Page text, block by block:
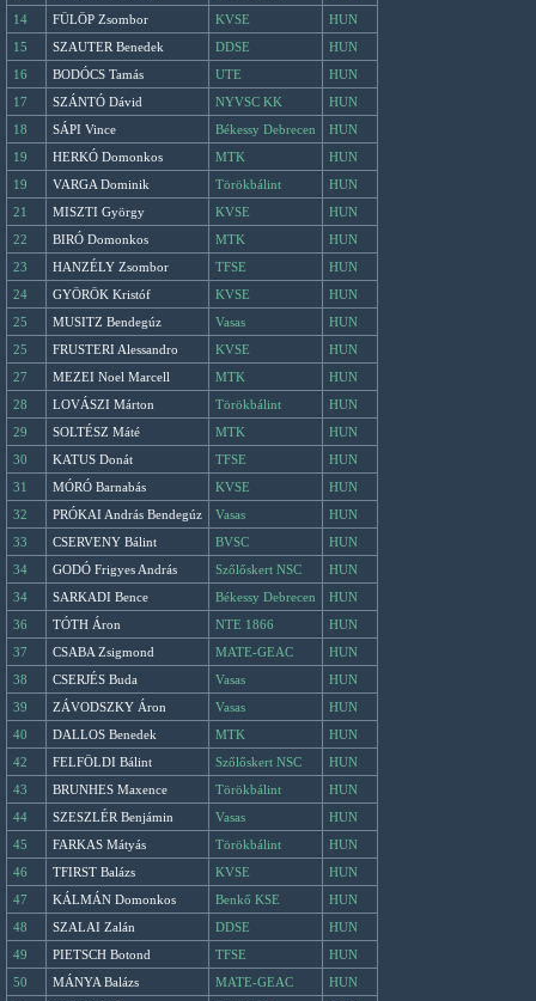
14
FÜLÖP Zsombor KVSE
HUN
15
SZAUTER Benedek DDSE
HUN
16
BODÓCS Tamás UTE
HUN
17
SZÁNTÓ Dávid NYVSC KK
HUN
18
SÁPI Vince Békessy Debrecen
HUN
19
HERKÓ Domonkos MTK
HUN
19
VARGA Dominik Törökbálint
HUN
21
MISZTI György KVSE
HUN
22
BIRÓ Domonkos MTK
HUN
23
HANZÉLY Zsombor TFSE
HUN
24
GYÖRÖK Kristóf KVSE
HUN
25
MUSITZ Bendegúz Vasas
HUN
25
FRUSTERI Alessandro KVSE
HUN
27
MEZEI Noel Marcell MTK
HUN
28
LOVÁSZI Márton Törökbálint
HUN
29
SOLTÉSZ Máté MTK
HUN
30
KATUS Donát TFSE
HUN
31
MÓRÓ Barnabás KVSE
HUN
32
PRÓKAI András Bendegúz Vasas
HUN
33
CSERVENY Bálint BVSC
HUN
34
GODÓ Frigyes András Szőlőskert NSC
HUN
34
SARKADI Bence Békessy Debrecen
HUN
36
TÓTH Áron NTE 1866
HUN
37
CSABA Zsigmond MATE-GEAC
HUN
38
CSERJÉS Buda Vasas
HUN
39
ZÁVODSZKY Áron Vasas
HUN
40
DALLOS Benedek MTK
HUN
42
FELFÖLDI Bálint Szőlőskert NSC
HUN
43
BRUNHES Maxence Törökbálint
HUN
44
SZESZLÉR Benjámin Vasas
HUN
45
FARKAS Mátyás Törökbálint
HUN
46
TFIRST Balázs KVSE
HUN
47
KÁLMÁN Domonkos Benkő KSE
HUN
48
SZALAI Zalán DDSE
HUN
49
PIETSCH Botond TFSE
HUN
50
MÁNYA Balázs MATE-GEAC
HUN